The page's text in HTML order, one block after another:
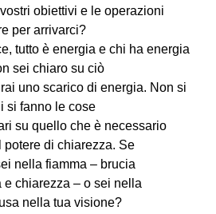
obiettivi e le operazioni
per arrivarci?
tutto è energia e chi ha energia
sei chiaro su ciò
uno scarico di energia. Non si
si fanno le cose
su quello che è necessario
potere di chiarezza. Se
nella fiamma – brucia
chiarezza – o sei nella
nella tua visione?